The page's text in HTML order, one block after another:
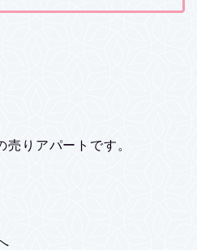
りアパートです。